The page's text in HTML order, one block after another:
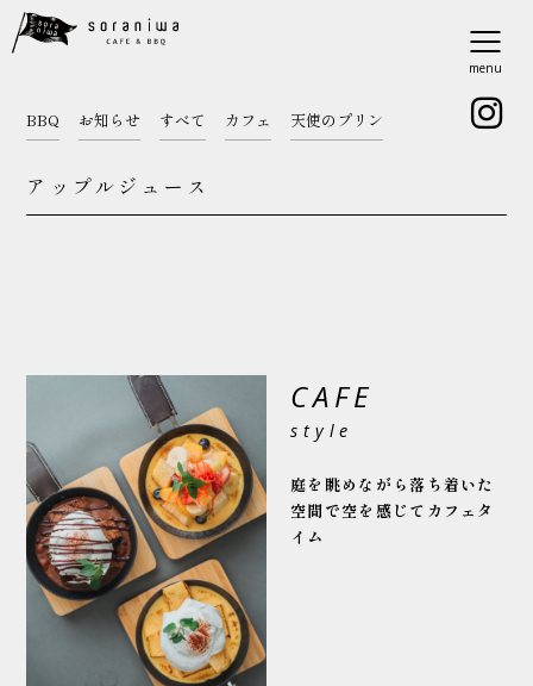
menu
BBQ お知らせ すべて カフェ 天使のプリン
アップルジュース
CAFE
style
庭を眺めながら落ち着いた
空間で空を感じてカフェタ
イム